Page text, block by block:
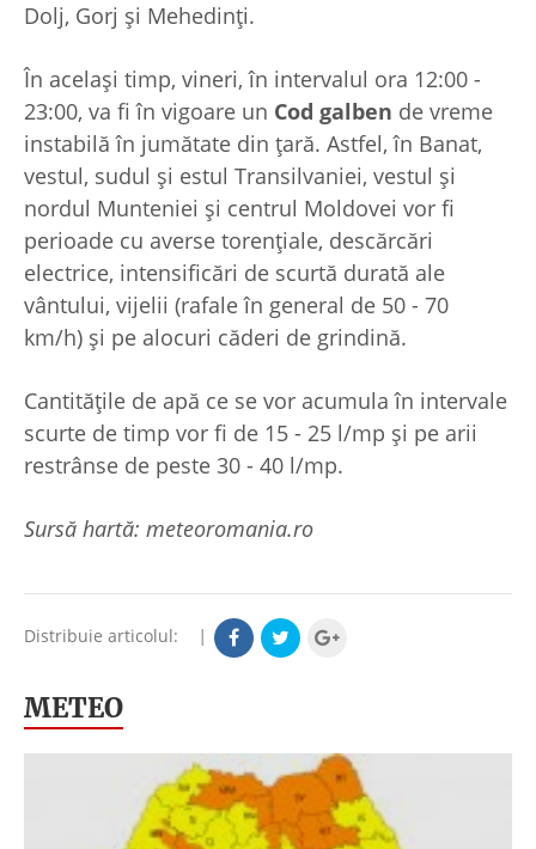
Dolj, Gorj și Mehedinți.
În același timp, vineri, în intervalul ora 12:00 -
23:00, va fi în vigoare un Cod galben de vreme
instabilă în jumătate din țară. Astfel, în Banat,
vestul, sudul și estul Transilvaniei, vestul și
nordul Munteniei și centrul Moldovei vor fi
perioade cu averse torențiale, descărcări
electrice, intensificări de scurtă durată ale
vântului, vijelii (rafale în general de 50 - 70
km/h) și pe alocuri căderi de grindină.
Cantitățile de apă ce se vor acumula în intervale
scurte de timp vor fi de 15 - 25 l/mp și pe arii
restrânse de peste 30 - 40 l/mp.
Sursă hartă: meteoromania.ro
Distribuie articolul: |
METEO